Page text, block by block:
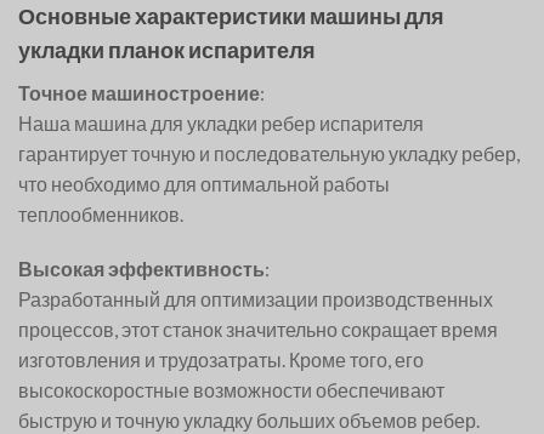
Основные характеристики машины для
укладки планок испарителя
Точное машиностроение:
Наша машина для укладки ребер испарителя
гарантирует точную и последовательную укладку ребер,
что необходимо для оптимальной работы
теплообменников.
Высокая эффективность:
Разработанный для оптимизации производственных
процессов, этот станок значительно сокращает время
изготовления и трудозатраты. Кроме того, его
высокоскоростные возможности обеспечивают
быструю и точную укладку больших объемов ребер.